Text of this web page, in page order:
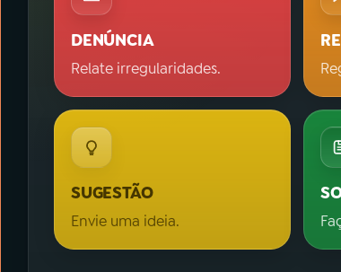
DENÚNCIA
Relate irregularidades.
SUGESTÃO
Envie uma ideia.